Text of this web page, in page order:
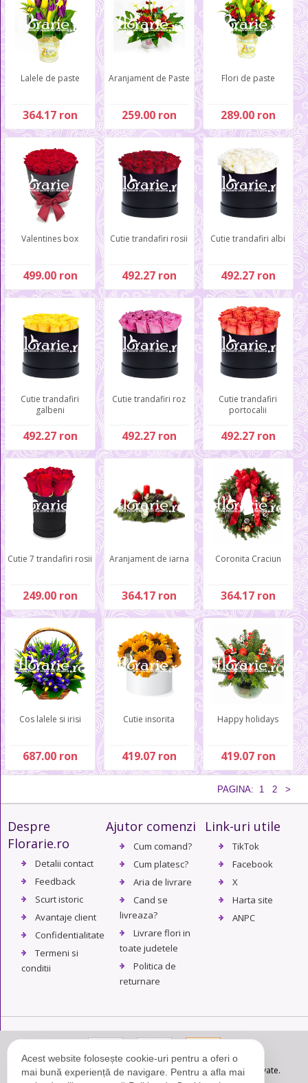
Lalele de paste
364.17 ron
Aranjament de Paste
259.00 ron
Flori de paste
289.00 ron
Valentines box
499.00 ron
Cutie trandafiri rosii
492.27 ron
Cutie trandafiri albi
492.27 ron
Cutie trandafiri
galbeni
492.27 ron
Cutie trandafiri roz
492.27 ron
Cutie trandafiri
portocalii
492.27 ron
Cutie 7 trandafiri rosii
249.00 ron
Aranjament de iarna
364.17 ron
Coronita Craciun
364.17 ron
Cos lalele si irisi
687.00 ron
Cutie insorita
419.07 ron
Happy holidays
419.07 ron
PAGINA: 1 2 >
Despre
Florarie.ro
Detalii contact
Feedback
Scurt istoric
Avantaje client
Confidentialitate
Termeni si
conditii
Ajutor comenzi
Cum comand?
Cum platesc?
Aria de livrare
Cand se
livreaza?
Livrare flori in
toate judetele
Politica de
returnare
Link-uri utile
TikTok
Facebook
X
Harta site
ANPC
© Copyright 2004 - 2026. Florarie.ro - Toate drepturile rezervate.
Acest website folosește cookie-uri pentru a oferi o
mai bună experiență de navigare. Pentru a afla mai